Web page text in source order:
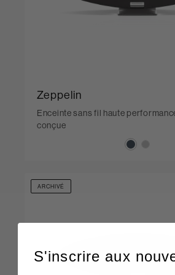
Zeppelin
Enceinte sans fil haute
conçue
ARCHIVÉ
S'inscrire aux